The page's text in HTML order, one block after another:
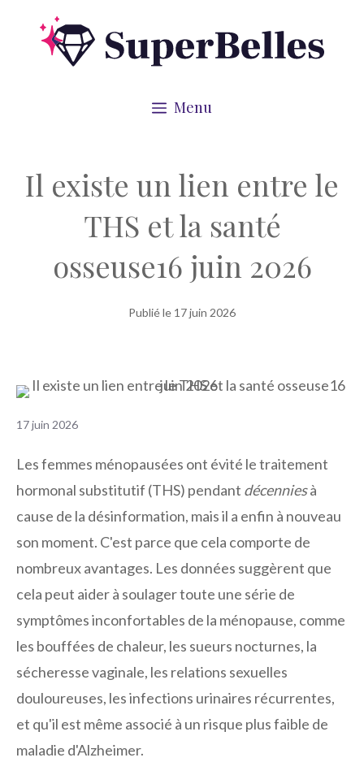
Menu
Il existe un lien entre le
THS et la santé
osseuse16 juin 2026
Publié le 17 juin 2026
17 juin 2026
Les femmes ménopausées ont évité le traitement
hormonal substitutif (THS) pendant décenniesà
cause de la désinformation, mais il a enfin à nouveau
son moment. C'est parce que cela comporte de
nombreux avantages. Les données suggèrent que
cela peut aider à soulager toute une série de
symptômes inconfortables de la ménopause, comme
les bouffées de chaleur, les sueurs nocturnes, la
sécheresse vaginale, les relations sexuelles
douloureuses, les infections urinaires récurrentes,
et qu'il est même associé à un risque plus faible de
maladie d'Alzheimer.